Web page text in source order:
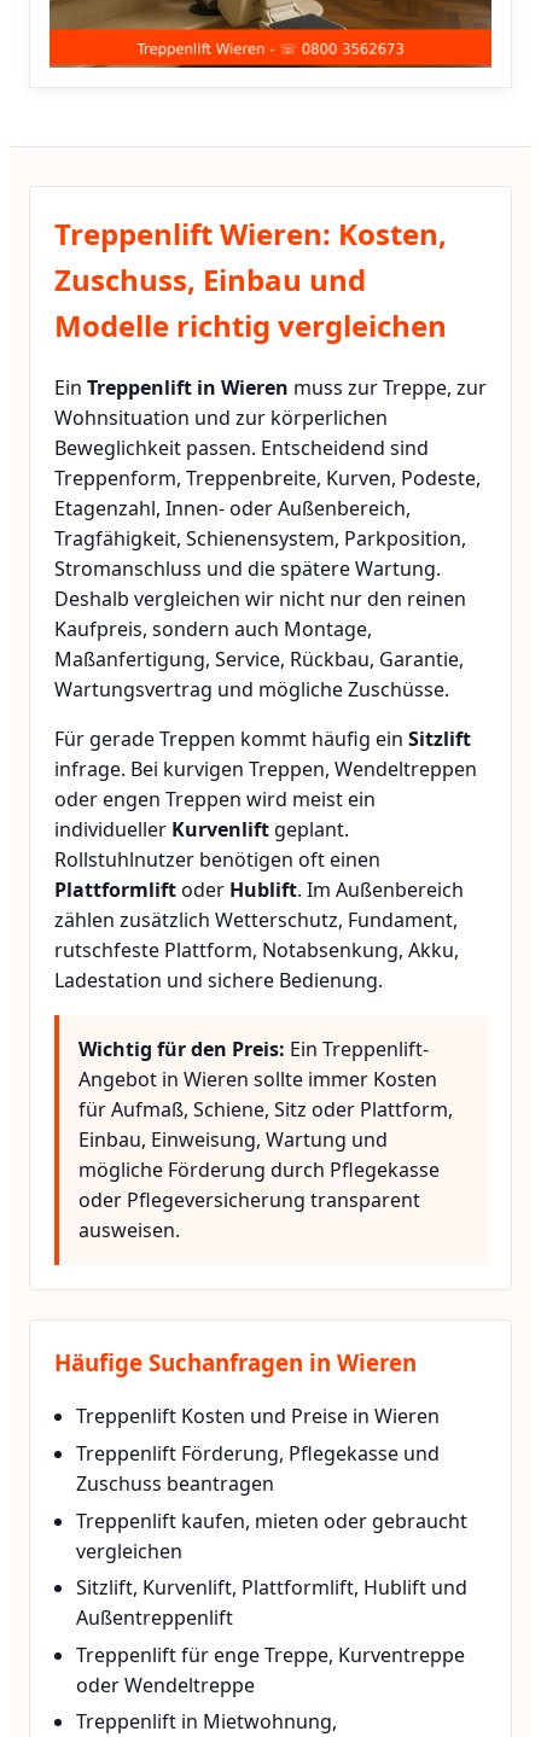
Treppenlift Wieren: Kosten,
Zuschuss, Einbau und
Modelle richtig vergleichen
Ein Treppenlift in Wieren muss zur Treppe, zur
Wohnsituation und zur körperlichen
Beweglichkeit passen. Entscheidend sind
Treppenform, Treppenbreite, Kurven, Podeste,
Etagenzahl, Innen- oder Außenbereich,
Tragfähigkeit, Schienensystem, Parkposition,
Stromanschluss und die spätere Wartung.
Deshalb vergleichen wir nicht nur den reinen
Kaufpreis, sondern auch Montage,
Maßanfertigung, Service, Rückbau, Garantie,
Wartungsvertrag und mögliche Zuschüsse.
Für gerade Treppen kommt häufig ein Sitzlift
infrage. Bei kurvigen Treppen, Wendeltreppen
oder engen Treppen wird meist ein
individueller Kurvenlift geplant.
Rollstuhlnutzer benötigen oft einen
Plattformliftoder Hublift. Im Außenbereich
zählen zusätzlich Wetterschutz, Fundament,
rutschfeste Plattform, Notabsenkung, Akku,
Ladestation und sichere Bedienung.
Wichtig für den Preis: Ein Treppenlift-
Angebot in Wieren sollte immer Kosten
für Aufmaß, Schiene, Sitz oder Plattform,
Einbau, Einweisung, Wartung und
mögliche Förderung durch Pflegekasse
oder Pflegeversicherung transparent
ausweisen.
Häufige Suchanfragen in Wieren
Treppenlift Kosten und Preise in Wieren
Treppenlift Förderung, Pflegekasse und
Zuschuss beantragen
Treppenlift kaufen, mieten oder gebraucht
vergleichen
Sitzlift, Kurvenlift, Plattformlift, Hublift und
Außentreppenlift
Treppenlift für enge Treppe, Kurventreppe
oder Wendeltreppe
Treppenlift in Mietwohnung,